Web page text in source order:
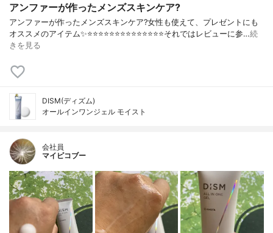
アンファーが作ったメンズスキンケア?
アンファーが作ったメンズスキンケア?女性も使えて、プレゼントにも
オススメのアイテム✨⭐️⭐️⭐️⭐️⭐️⭐️⭐️⭐️⭐️⭐️⭐️⭐️⭐️⭐️それではレビューに参…続
きを見る
DISM(ディズム)
オールインワンジェル モイスト
会社員
マイピコブー